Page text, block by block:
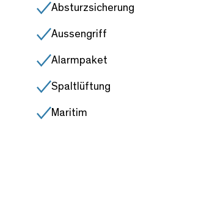
Absturzsicherung
Aussengriff
Alarmpaket
Spaltlüftung
Maritim